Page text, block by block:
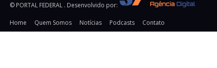
© PORTAL FEDERAL . Desenvolvido por:
Home Quem Somos Notícias Podcasts Contato